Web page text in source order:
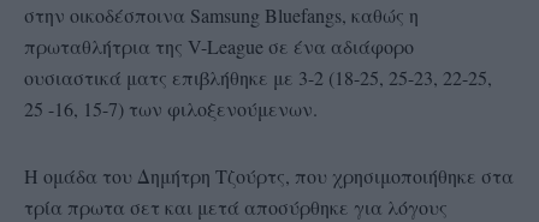
στην οικοδέσποινα Samsung Bluefangs, καθώς η
πρωταθλήτρια της V-League σε ένα αδιάφορο
ουσιαστικά ματς επιβλήθηκε με 3-2 (18-25, 25-23, 22-25,
25 -16, 15-7) των φιλοξενούμενων.
Η ομάδα του Δημήτρη Τζούρτς, που χρησιμοποιήθηκε στα
τρία πρωτα σετ και μετά αποσύρθηκε για λόγους